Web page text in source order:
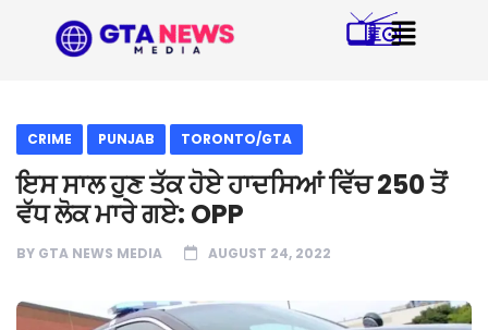
CRIME PUNJAB TORONTO/GTA
ਇਸ ਸਾਲ ਹੁਣ ਤੱਕ ਹੋਏ ਹਾਦਸਿਆਂ ਵਿੱਚ 250 ਤੋਂ
ਵੱਧ ਲੋਕ ਮਾਰੇ ਗਏ: OPP
BY GTA NEWS MEDIA AUGUST 24, 2022